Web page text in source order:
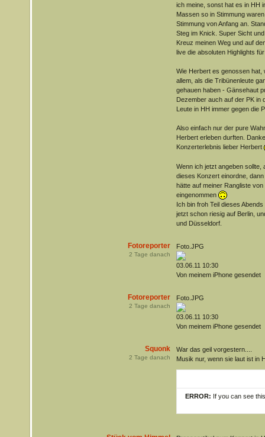
ich meine, sonst hat es in HH
Massen so in Stimmung
Stimmung von Anfang an.
Steg im Knick. Super Sicht
Kreuz meinen Weg und auf
live die absoluten Highlights
Wie Herbert es genossen hat,
allem, als die Tribünenleute
gehauen haben - Gänsehaut
Dezember auch auf der PK in
Leute in HH immer gegen die
Also einfach nur der pure
Herbert erleben durften.
Konzerterlebnis lieber Herbert
Wenn ich jetzt angeben sollte,
dieses Konzert einordne,
hätte auf meiner Rangliste
eingenommen
Ich bin froh Teil dieses
jetzt schon riesig auf Berlin,
und Düsseldorf.
Fotoreporter
2 Tage danach
Foto.JPG
03.06.11 10:30
Von meinem iPhone gesendet
Fotoreporter
2 Tage danach
Foto.JPG
03.06.11 10:30
Von meinem iPhone gesendet
Squonk
2 Tage danach
War das geil vorgestern....
Musik nur, wenn sie laut ist in
ERROR: If you can see